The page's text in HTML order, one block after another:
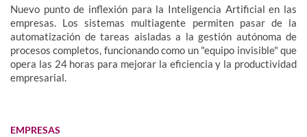
Nuevo punto de inflexión para la Inteligencia Artificial en las
empresas. Los sistemas multiagente permiten pasar de la
automatización de tareas aisladas a la gestión autónoma de
procesos completos, funcionando como un "equipo invisible" que
opera las 24 horas para mejorar la eficiencia y la productividad
empresarial.
EMPRESAS